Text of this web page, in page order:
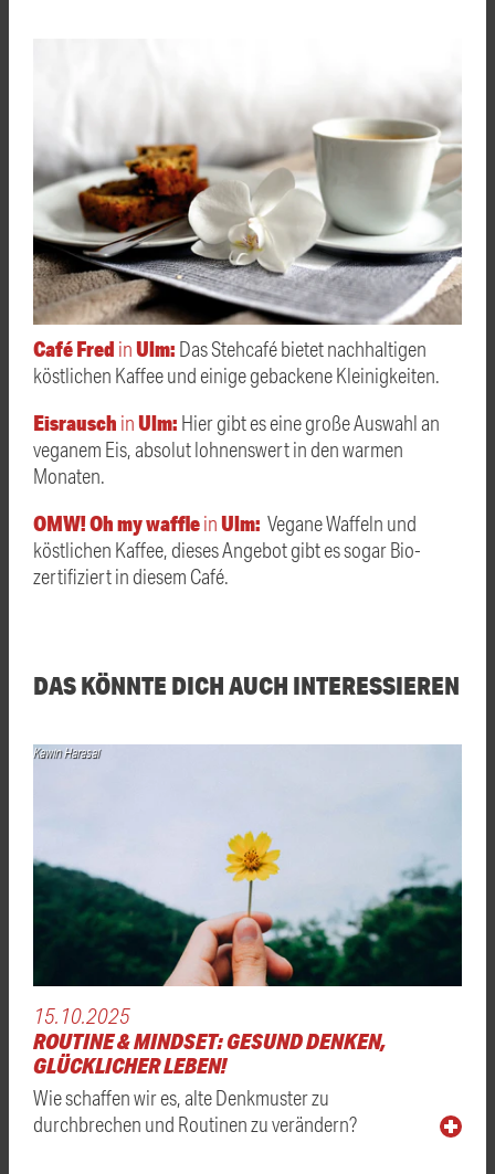
Café Fred inUlm: Das Stehcafé bietet nachhaltigen
köstlichen Kaffee und einige gebackene Kleinigkeiten.
Eisrausch inUlm: Hier gibt es eine große Auswahl an
veganem Eis, absolut lohnenswert in den warmen
Monaten.
OMW! Oh my waffleinUlm: Vegane Waffeln und
köstlichen Kaffee, dieses Angebot gibt es sogar Bio-
zertifiziert in diesem Café.
DAS KÖNNTE DICH AUCH INTERESSIEREN
Kawin Harasai
15.10.2025
ROUTINE & MINDSET: GESUND DENKEN,
GLÜCKLICHER LEBEN!
Wie schaffen wir es, alte Denkmuster zu
durchbrechen und Routinen zu verändern?